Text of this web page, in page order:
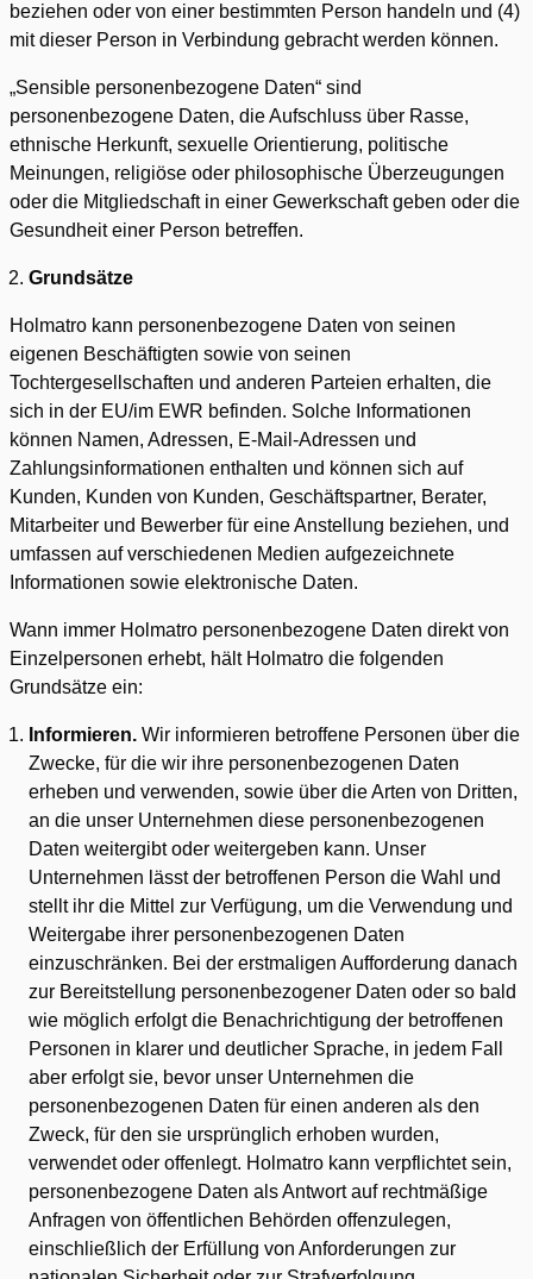
beziehen oder von einer bestimmten Person handeln und (4)
mit dieser Person in Verbindung gebracht werden können.
„Sensible personenbezogene Daten“ sind
personenbezogene Daten, die Aufschluss über Rasse,
ethnische Herkunft, sexuelle Orientierung, politische
Meinungen, religiöse oder philosophische Überzeugungen
oder die Mitgliedschaft in einer Gewerkschaft geben oder die
Gesundheit einer Person betreffen.
Grundsätze
Holmatro kann personenbezogene Daten von seinen
eigenen Beschäftigten sowie von seinen
Tochtergesellschaften und anderen Parteien erhalten, die
sich in der EU/im EWR befinden. Solche Informationen
können Namen, Adressen, E-Mail-Adressen und
Zahlungsinformationen enthalten und können sich auf
Kunden, Kunden von Kunden, Geschäftspartner, Berater,
Mitarbeiter und Bewerber für eine Anstellung beziehen, und
umfassen auf verschiedenen Medien aufgezeichnete
Informationen sowie elektronische Daten.
Wann immer Holmatro personenbezogene Daten direkt von
Einzelpersonen erhebt, hält Holmatro die folgenden
Grundsätze ein:
Informieren. Wir informieren betroffene Personen über die
Zwecke, für die wir ihre personenbezogenen Daten
erheben und verwenden, sowie über die Arten von Dritten,
an die unser Unternehmen diese personenbezogenen
Daten weitergibt oder weitergeben kann. Unser
Unternehmen lässt der betroffenen Person die Wahl und
stellt ihr die Mittel zur Verfügung, um die Verwendung und
Weitergabe ihrer personenbezogenen Daten
einzuschränken. Bei der erstmaligen Aufforderung danach
zur Bereitstellung personenbezogener Daten oder so bald
wie möglich erfolgt die Benachrichtigung der betroffenen
Personen in klarer und deutlicher Sprache, in jedem Fall
aber erfolgt sie, bevor unser Unternehmen die
personenbezogenen Daten für einen anderen als den
Zweck, für den sie ursprünglich erhoben wurden,
verwendet oder offenlegt. Holmatro kann verpflichtet sein,
personenbezogene Daten als Antwort auf rechtmäßige
Anfragen von öffentlichen Behörden offenzulegen,
einschließlich der Erfüllung von Anforderungen zur